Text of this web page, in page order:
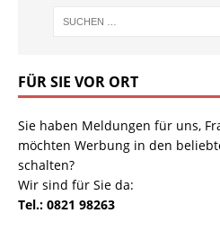
FÜR SIE VOR ORT
Sie haben Meldungen für uns,
möchten Werbung in den
schalten?
Wir sind für Sie da:
Tel.: 0821 98263